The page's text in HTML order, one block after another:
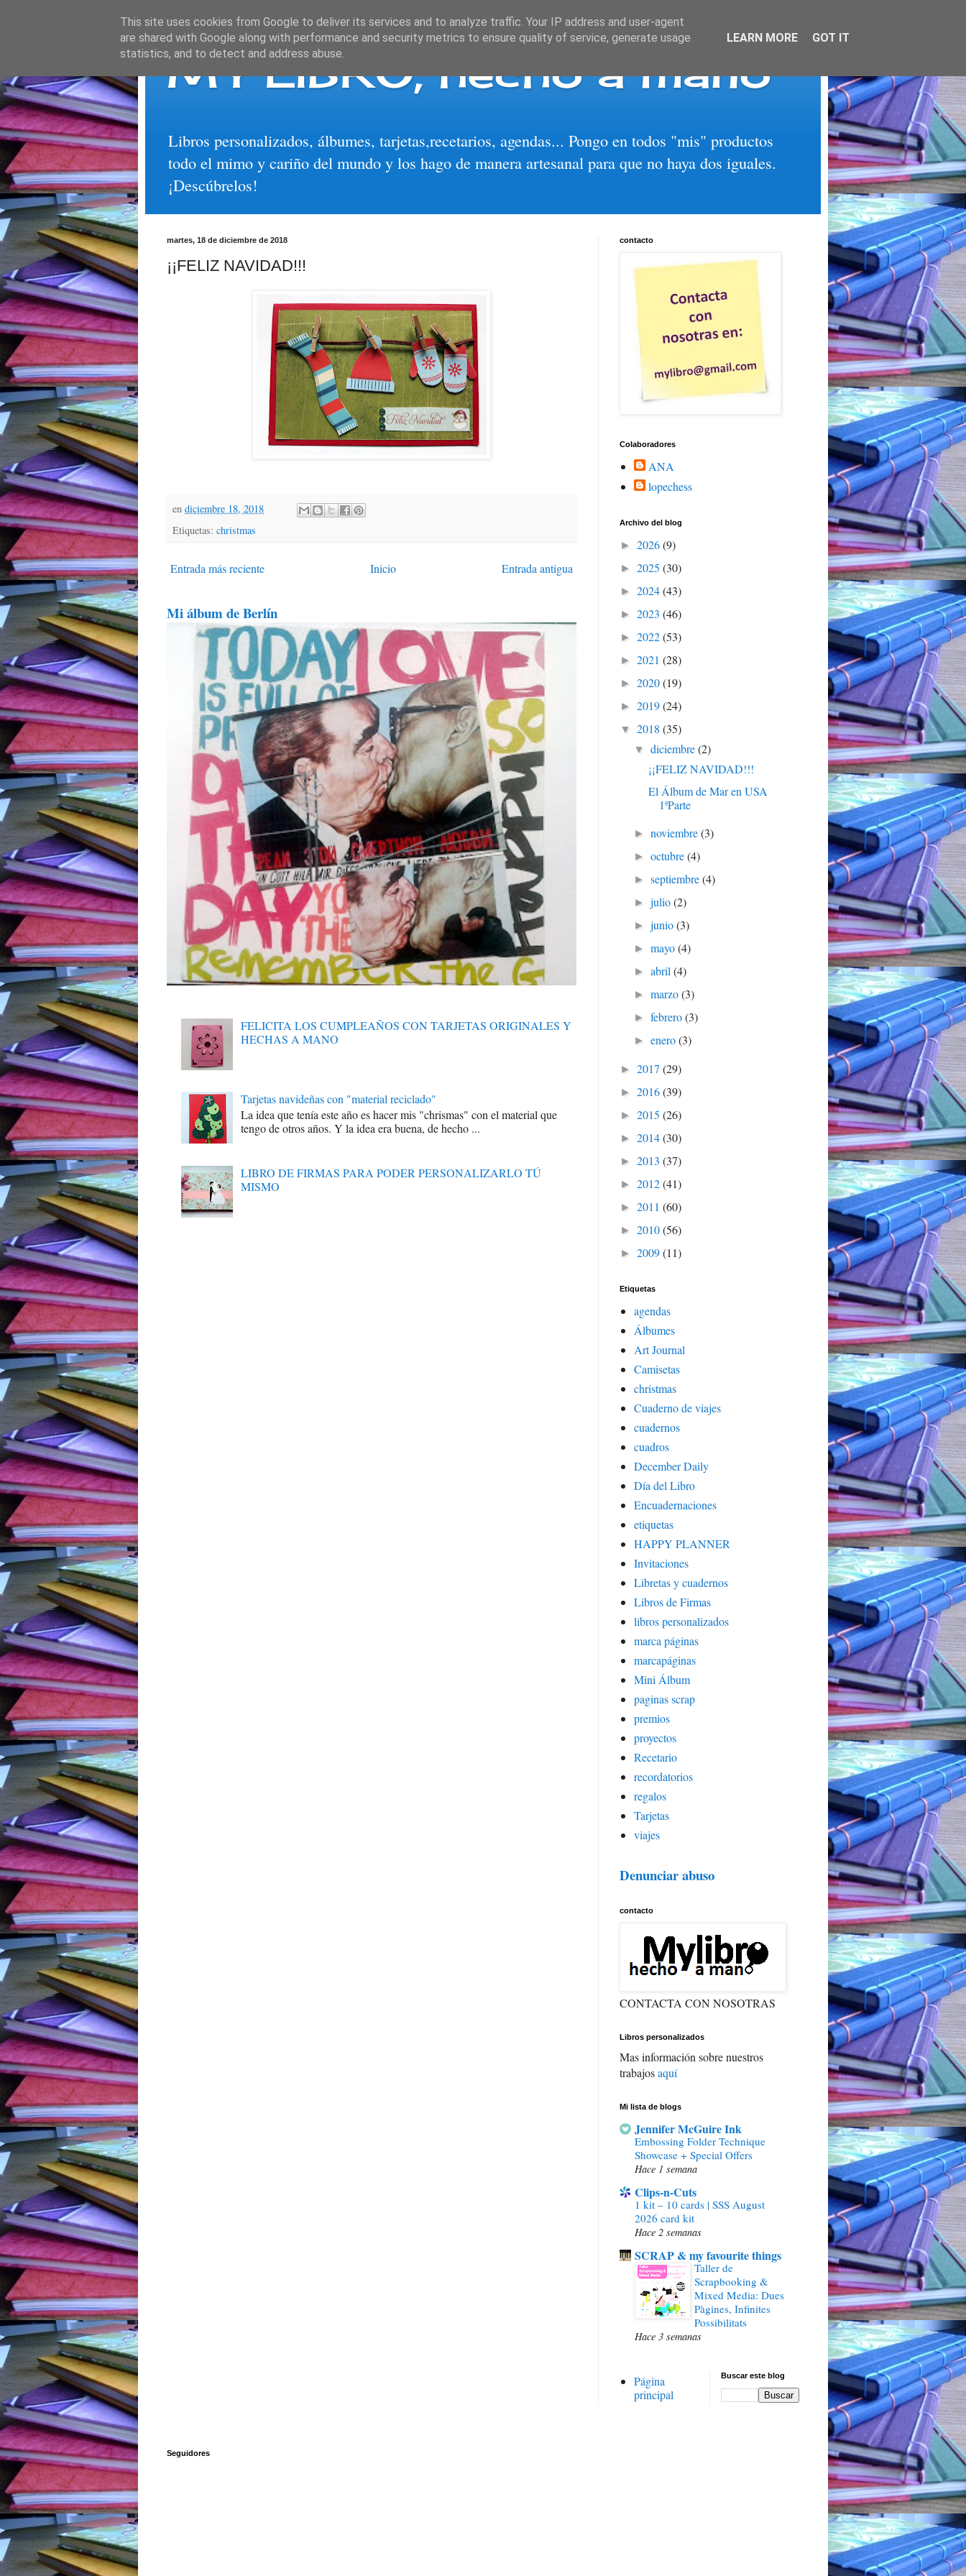
MY LIBRO, hecho a mano
Libros personalizados, álbumes, tarjetas,recetarios, agendas... Pongo en todos "mis" productos
todo el mimo y cariño del mundo y los hago de manera artesanal para que no haya dos iguales.
¡Descúbrelos!
martes, 18 de diciembre de 2018
¡¡FELIZ NAVIDAD!!!
en diciembre 18, 2018
Etiquetas: christmas
Entrada más reciente Entrada antigua
Inicio
Mi álbum de Berlín
FELICITA LOS CUMPLEAÑOS CON TARJETAS ORIGINALES Y
HECHAS A MANO
Tarjetas navideñas con "material reciclado"
La idea que tenía este año es hacer mis "chrismas" con el material que
tengo de otros años. Y la idea era buena, de hecho ...
LIBRO DE FIRMAS PARA PODER PERSONALIZARLO TÚ
MISMO
contacto
Colaboradores
ANA
lopechess
Archivo del blog
► 2026(9)
► 2025 (30)
► 2024(43)
► 2023 (46)
► 2022(53)
► 2021 (28)
► 2020(19)
► 2019(24)
▼ 2018 (35)
▼diciembre(2)
¡¡FELIZ NAVIDAD!!!
El Álbum de Mar en USA
1ªParte
►noviembre(3)
►octubre(4)
►septiembre(4)
►julio(2)
►junio(3)
►mayo(4)
►abril(4)
►marzo(3)
►febrero(3)
►enero(3)
► 2017 (29)
► 2016(39)
► 2015 (26)
► 2014(30)
► 2013 (37)
► 2012(41)
► 2011 (60)
► 2010(56)
► 2009(11)
Etiquetas
agendas
Álbumes
Art Journal
Camisetas
christmas
Cuaderno de viajes
cuadernos
cuadros
December Daily
Día del Libro
Encuadernaciones
etiquetas
HAPPY PLANNER
Invitaciones
Libretas y cuadernos
Libros de Firmas
libros personalizados
marca páginas
marcapáginas
Mini Álbum
paginas scrap
premios
proyectos
Recetario
recordatorios
regalos
Tarjetas
viajes
Denunciar abuso
contacto
CONTACTA CON NOSOTRAS
Libros personalizados
Mas información sobre nuestros
trabajosaquí
Mi lista de blogs
Jennifer McGuire Ink
Embossing Folder Technique
Showcase + Special Offers
Hace 1 semana
Clips-n-Cuts
1 kit – 10 cards | SSS August
2026 card kit
Hace 2 semanas
SCRAP & my favourite things
Taller de
Scrapbooking &
Mixed Media: Dues
Pàgines, Infinites
Possibilitats
Hace 3 semanas
Página
principal
Buscar este blog
Seguidores
This site uses cookies from Google to deliver its services and to analyze traffic. Your IP address and user-agent
are shared with Google along with performance and security metrics to ensure quality of service, generate usage
statistics, and to detect and address abuse.
LEARN MORE GOT IT